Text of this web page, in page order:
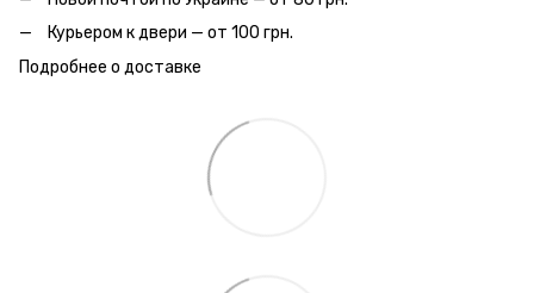
Курьером к двери — от 100 грн.
Подробнее о доставке